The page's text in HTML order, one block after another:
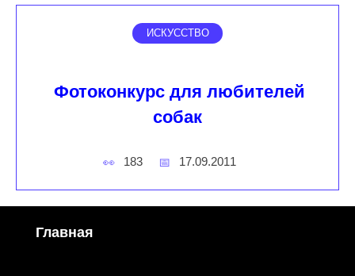
ИСКУССТВО
Фотоконкурс для любителей
собак
183 17.09.2011
Главная